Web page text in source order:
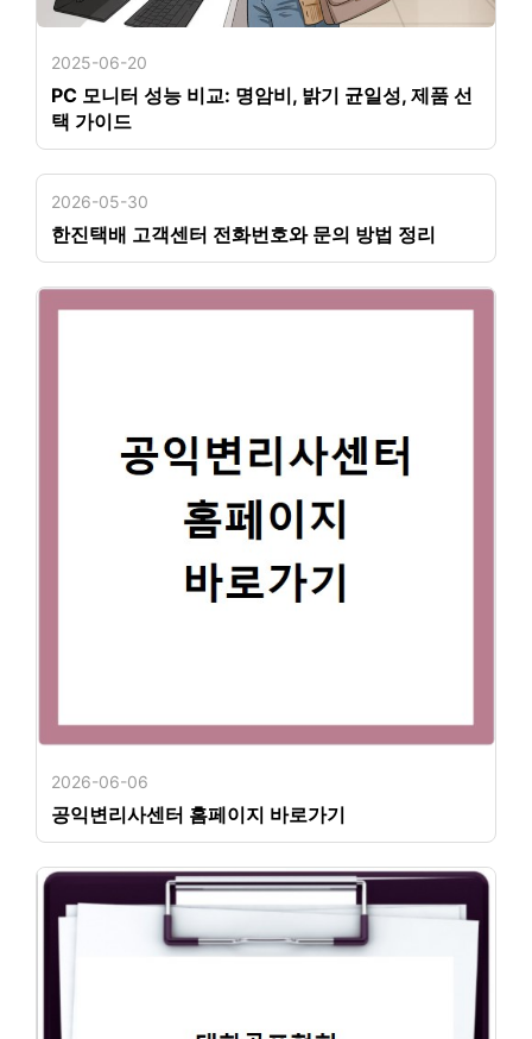
2025-06-20
PC 모니터 성능 비교: 명암비, 밝기 균일성, 제품 선
택 가이드
2026-05-30
한진택배 고객센터 전화번호와 문의 방법 정리
2026-06-06
공익변리사센터 홈페이지 바로가기